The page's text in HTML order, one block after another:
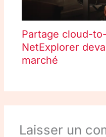
Partage cloud-
NetExplorer
marché
Laisser un